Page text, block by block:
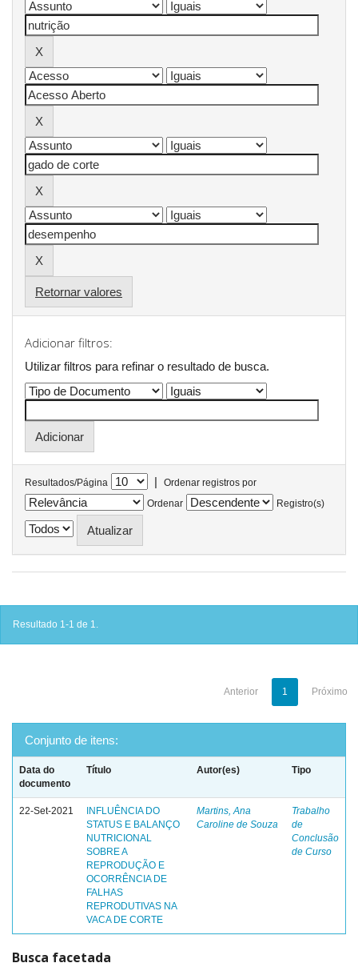
Retornar valores
Adicionar filtros:
Utilizar filtros para refinar o resultado de busca.
Resultados/Página |
Ordenar registros por
Ordenar
Registro(s)
Resultado 1-1 de 1.
Anterior 1 Próximo
Conjunto de itens:
Data do
documento
Título Autor(es) Tipo
22-Set-2021
INFLUÊNCIA DO
STATUS E BALANÇO
NUTRICIONAL
SOBRE A
REPRODUÇÃO E
OCORRÊNCIA DE
FALHAS
REPRODUTIVAS NA
VACA DE CORTE
Martins, Ana
Caroline de Souza
Trabalho
de
Conclusão
de Curso
Busca facetada